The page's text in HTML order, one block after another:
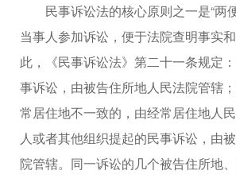
民事诉讼法的核心原则之一是“两
当事人参加诉讼，便于法院查明事实
此，《民事诉讼法》第二十一条规定
事诉讼，由被告住所地人民法院管辖
常居住地不一致的，由经常居住地人
人或者其他组织提起的民事诉讼，由
院管辖。同一诉讼的几个被告住所地